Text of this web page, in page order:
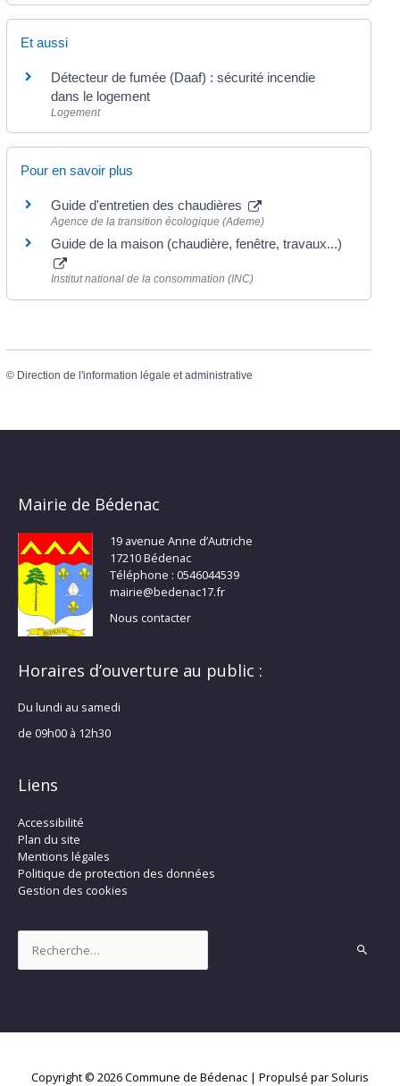
Et aussi
Détecteur de fumée (Daaf) : sécurité incendie
dans le logement
Logement
Pour en savoir plus
Guide d'entretien des chaudières
Agence de la transition écologique (Ademe)
Guide de la maison (chaudière, fenêtre, travaux...)
Institut national de la consommation (INC)
© Direction de l'information légale et administrative
Mairie de Bédenac
19 avenue Anne d’Autriche
17210 Bédenac
Téléphone : 0546044539
mairie@bedenac17.fr
Nous contacter
Horaires d’ouverture au public :
Du lundi au samedi
de 09h00 à 12h30
Liens
Accessibilité
Plan du site
Mentions légales
Politique de protection des données
Gestion des cookies
Copyright © 2026Commune de Bédenac | Propulsé par Soluris